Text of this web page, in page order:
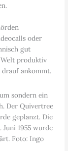
oder
gut
produktiv
drauf ankommt.